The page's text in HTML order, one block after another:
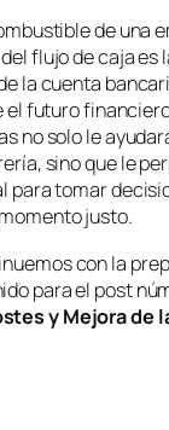
de una
flujo de caja es
la cuenta
futuro
no solo le
sino que le
para tomar
justo.
con la
para el post
y Mejora de